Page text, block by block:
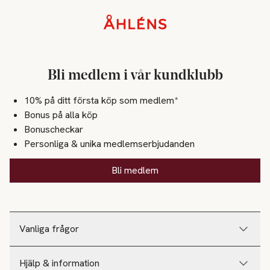
Vanliga frågor
Hjälp & information
Bli medlem i vår kundklubb
10% på ditt första köp som medlem*
Bonus på alla köp
Bonuscheckar
Personliga & unika medlemserbjudanden
Bli medlem